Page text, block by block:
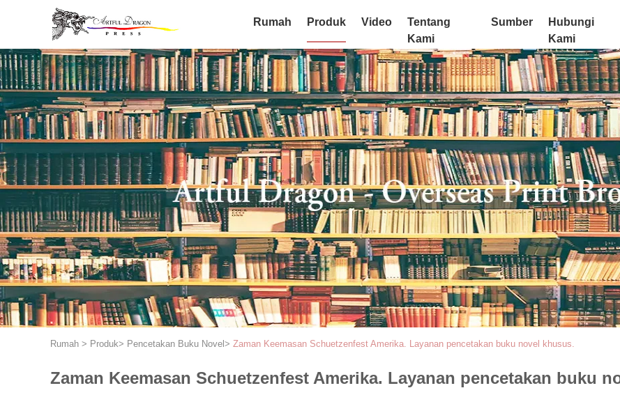
Rumah Produk Video
Tentang
Kami
Sumber
Hubungi
Kami
Rumah > Produk> Pencetakan Buku Novel > Zaman Keemasan Schuetzenfest Amerika. Layanan pencetakan buku novel khusus.
Zaman Keemasan Schuetzenfest Amerika. Layanan pencetakan buku